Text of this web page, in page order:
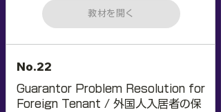
教材を開く
No.22
Guarantor Problem Resolution for
Foreign Tenant / 外国人入居者の保